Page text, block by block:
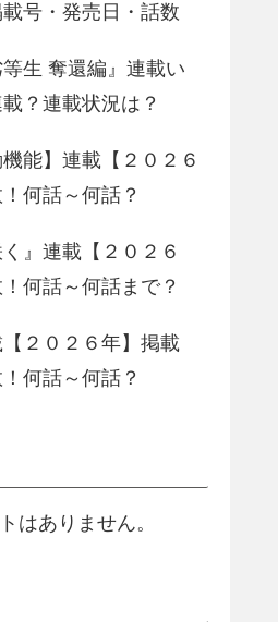
載号・発売日・話数
等生 奪還編』連載い
？連載状況は？
能】連載【２０２６
何話～何話？
』連載【２０２６
何話～何話まで？
【２０２６年】掲載
何話～何話？
はありません。